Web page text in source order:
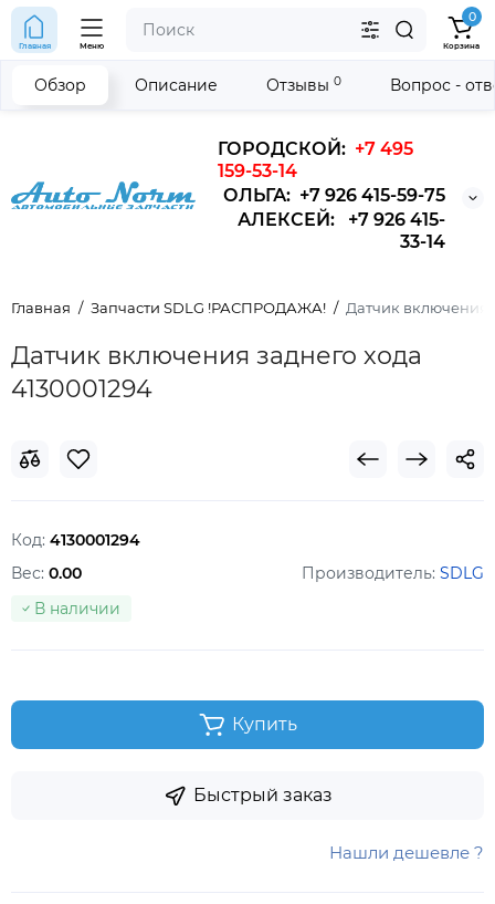
ГОРОДСКОЙ: +7 495
159-53-14
ОЛЬГА: +7 926 415-59-75
АЛЕКСЕЙ: +7 926 415-
33-14
Главная Меню
0
Корзина
Главная Запчасти SDLG !РАСПРОДАЖА! Датчик включения
Датчик включения заднего хода
4130001294
Обзор Описание Отзывы 0 Вопрос -
Код: 4130001294
Производитель: SDLG
В наличии
Вес: 0.00
Купить
Быстрый заказ
Нашли дешевле ?